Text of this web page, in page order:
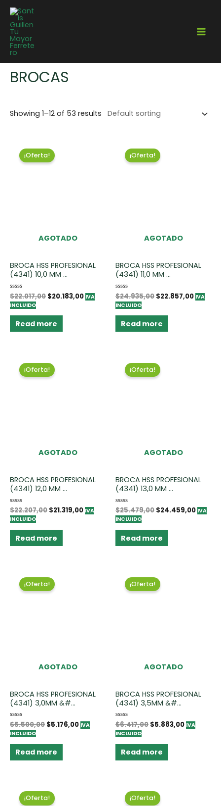
Home
BROCAS
Showing 1–12 of 53 results
AGOTADO
¡Oferta!
BROCA HSS PROFESIONAL
(4341) 10,0 MM ...
Rated
0
out
$22.017,00 $20.183,00 IVA
INCLUIDO
Read more
AGOTADO
¡Oferta!
BROCA HSS PROFESIONAL
(4341) 11,0 MM ...
Rated
0
out
$24.935,00 $22.857,00 IVA
INCLUIDO
Read more
AGOTADO
¡Oferta!
BROCA HSS PROFESIONAL
(4341) 12,0 MM ...
Rated
0
out
$22.207,00 $21.319,00 IVA
INCLUIDO
Read more
AGOTADO
¡Oferta!
BROCA HSS PROFESIONAL
(4341) 13,0 MM ...
Rated
0
out
$25.479,00 $24.459,00 IVA
INCLUIDO
Read more
AGOTADO
¡Oferta!
BROCA HSS PROFESIONAL
(4341) 3,0MM &#...
Rated
0
out
$5.500,00 $5.176,00 IVA
INCLUIDO
Read more
AGOTADO
¡Oferta!
BROCA HSS PROFESIONAL
(4341) 3,5MM &#...
Rated
0
out
$6.417,00 $5.883,00 IVA
INCLUIDO
Read more
¡Oferta! ¡Oferta!